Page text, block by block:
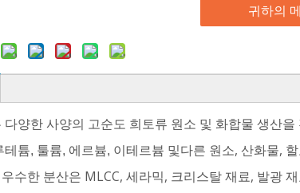
귀하의
다양한 사양의 고순도 희토류 원소 및 화합물 생산
테튬, 툴륨, 에르븀, 이테르븀 및다른 원소, 산화물,
수한 분산은 MLCC, 세라믹, 크리스탈 재료, 발광